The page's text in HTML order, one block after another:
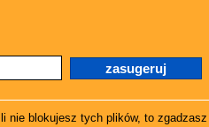
blokujesz tych plików, to